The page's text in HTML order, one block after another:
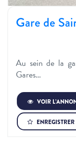
Gare de
Au sein de la
Gares…
VOIR
ENREGISTRER